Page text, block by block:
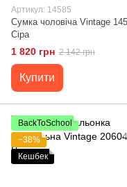
Артикул: 14585
Сумка чоловіча Vintage
Сіра
1 820 грн 2 142 грн
Купити
BackToSchool
−38%
Кешбек